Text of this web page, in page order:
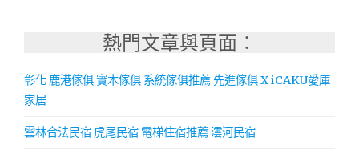
熱門文章與頁面︰
彰化 鹿港傢俱 實木傢俱 系統傢俱推薦 先進傢俱 X iCAKU愛庫
家居
雲林合法民宿 虎尾民宿 電梯住宿推薦 澐河民宿